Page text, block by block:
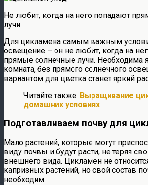
Не любит, когда на него попадают
лучи
Для цикламена самым важным
освещение – он не любит, когда на
прямые солнечные лучи. Необходима
комната, без прямого солнечного
вариантом для цветка станет яркий
Читайте также: Выращивание
домашних условиях
Подготавливаем почву для
Мало растений, которые могут
виду почвы и будут расти, не теряя
внешнего вида. Цикламен не
капризных растений, но свой состав
необходим.